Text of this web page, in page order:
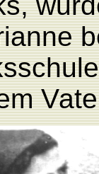
V